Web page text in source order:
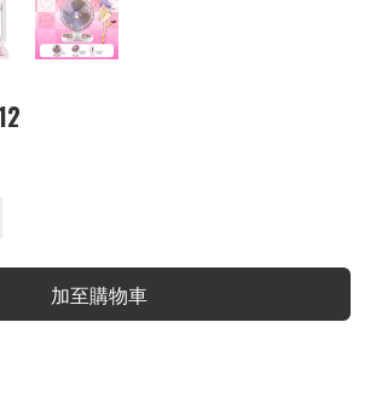
加至購物車